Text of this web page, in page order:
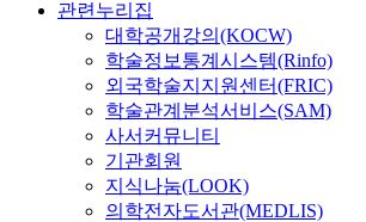
관련누리집
대학공개강의(KOCW)
학술정보통계시스템(Rinfo)
외국학술지지원센터(FRIC)
학술관계분석서비스(SAM)
사서커뮤니티
기관회원
지식나눔(LOOK)
의학전자도서관(MEDLIS)